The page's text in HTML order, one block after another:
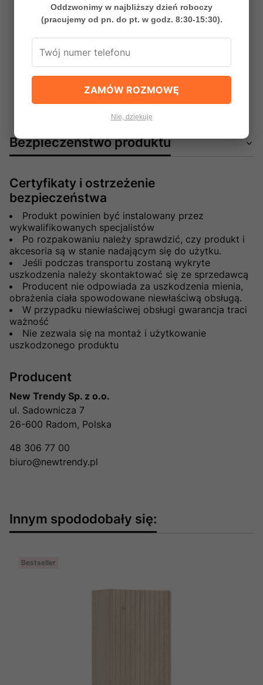
EXK-1731_instrukcja.pdf 2.56 MB
EXK-1731_karta_techniczna_3.pdf
Bezpieczeństwo produktu
Certyfikaty i ostrzeżenie
bezpieczeństwa
Produkt powinien być instalowany przez
wykwalifikowanych specjalistów
Po rozpakowaniu należy sprawdzić, czy produkt i
akcesoria są w stanie nadającym się do użytku.
Jeśli podczas transportu zostaną wykryte
uszkodzenia należy skontaktować się ze sprzedawcą
Producent nie odpowiada za uszkodzenia mienia,
obrażenia ciała spowodowane niewłaściwą obsługą.
W przypadku niewłaściwej obsługi gwarancja traci
ważność
Nie zezwala się na montaż i użytkowanie
uszkodzonego produktu
Producent
New Trendy Sp. z o.o.
ul. Sadownicza 7
26-600 Radom, Polska
48 306 77 00
biuro@newtrendy.pl
Innym spododobały się:
Bestseller
Oddzwonimy w najbliższy dzień roboczy
(pracujemy od pn. do pt. w godz. 8:30-15:30).
ZAMÓW ROZMOWĘ
Nie, dziękuję